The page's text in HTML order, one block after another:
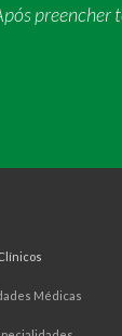
preencher
Médicas